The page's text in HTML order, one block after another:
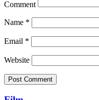
Comment
Name *
Email *
Website